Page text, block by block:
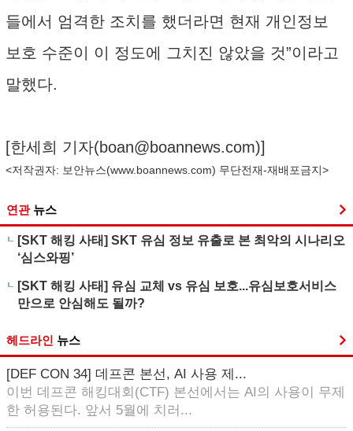
들에서 엄격한 조치를 했더라면 현재 개인정보
보호 수준이 이 정도에 그치진 않았을 것”이라고
말했다.
[한세희 기자(boan@boannews.com)]
<저작권자: 보안뉴스(www.boannews.com) 무단전재-재배포금지>
연관 뉴스
[SKT 해킹 사태] SKT 유심 정보 유출로 본 최악의 시나리오
‘심스와핑’
[SKT 해킹 사태] 유심 교체 vs 유심 보호...유심보호서비스
만으로 안심해도 될까?
헤드라인 뉴스
[DEF CON 34] 데프콘 본선, AI 사용 제...
이번 데프콘 해킹대회(CTF) 본선에서는 AI의 사용이 무제
한 허용된다. 앞서 5월에 치러...